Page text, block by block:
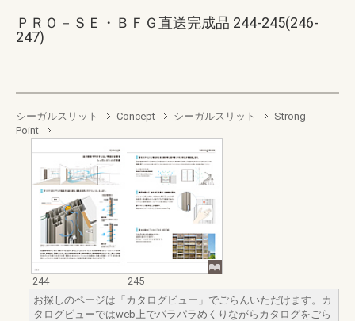
ＰＲＯ－ＳＥ・ＢＦＧ直送完成品 244-245(246-
247)
シーガルスリット Concept シーガルスリット
Strong
Point
244
245
お探しのページは「カタログビュー」でごらんいただけます。カ
タログビューではweb上でパラパラめくりながらカタログをごら